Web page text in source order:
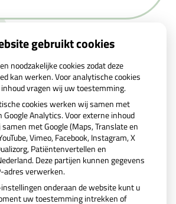
MSc
79026661117
gebruikt cookies
noodzakelijke cookies zodat deze
kan werken. Voor analytische cookies
vragen wij uw toestemming.
cookies werken wij samen met
Google Analytics. Voor externe inhoud
met Google (Maps, Translate en
Vimeo, Facebook, Instagram, X
Patiëntenvertellen en
Deze partijen kunnen gegevens
adres verwerken.
onderaan de website kunt u
uw toestemming intrekken of